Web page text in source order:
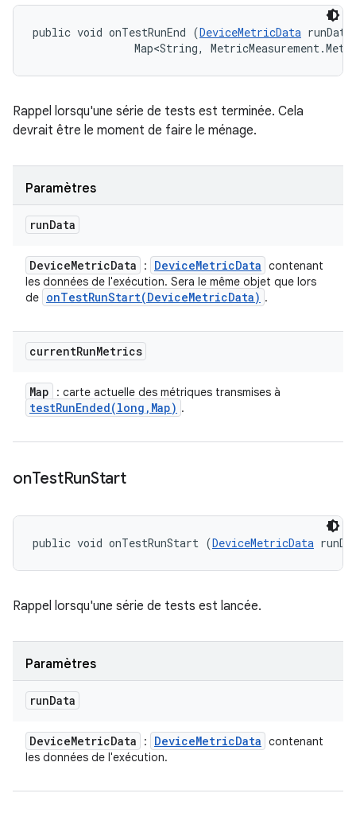
public void onTestRunEnd (DeviceMetricData
Map<String,
Rappel lorsqu'une série de tests est terminée. Cela
devrait être le moment de faire le ménage.
Paramètres
runData
DeviceMetricData : DeviceMetricData contenant
les données de l'exécution. Sera le même objet que lors
de onTestRunStart(DeviceMetricData) .
currentRunMetrics
Map : carte actuelle des métriques transmises à
testRunEnded(long , Map) .
onTestRunStart
public void onTestRunStart (DeviceMetricData
Rappel lorsqu'une série de tests est lancée.
Paramètres
runData
DeviceMetricData : DeviceMetricData contenant
les données de l'exécution.